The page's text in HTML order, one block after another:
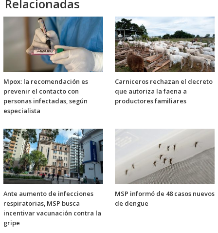
Relacionadas
Mpox: la recomendación es
prevenir el contacto con
personas infectadas, según
especialista
Carniceros rechazan el decreto
que autoriza la faena a
productores familiares
Ante aumento de infecciones
respiratorias, MSP busca
incentivar vacunación contra la
gripe
MSP informó de 48 casos nuevos
de dengue